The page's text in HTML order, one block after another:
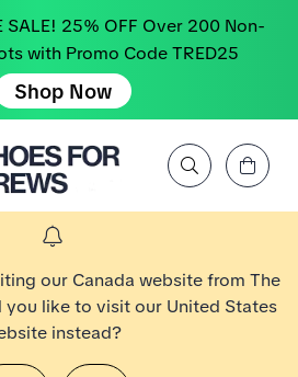
SALE! 25% OFF Over 200 Non-
with Promo Code TRED25
Shop Now
Rechercher par marque, caractéristique, style, couleur, etc.
Affichez le panier
our Canada website from The
you like to visit our United States
instead?